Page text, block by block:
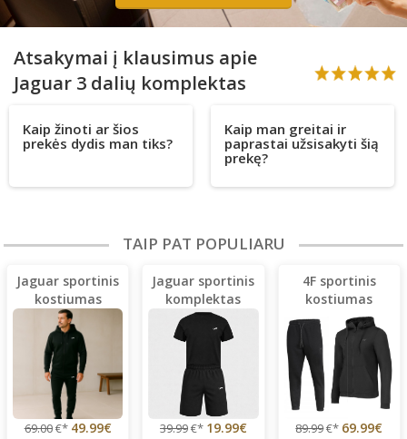
Atsakymai į klausimus apie
Jaguar 3 dalių komplektas
Kaip žinoti ar šios
prekės dydis man tiks?
Kaip man greitai ir
paprastai užsisakyti šią
prekę?
TAIP PAT POPULIARU
Jaguar sportinis
kostiumas
(lengvas)
69.00€* 49.99€
Jaguar sportinis
komplektas
39.99€* 19.99€
4F sportinis
kostiumas
89.99€* 69.99€